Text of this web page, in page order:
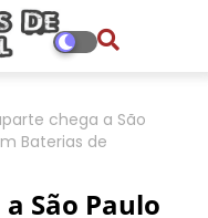
chega a São
Baterias de
São Paulo